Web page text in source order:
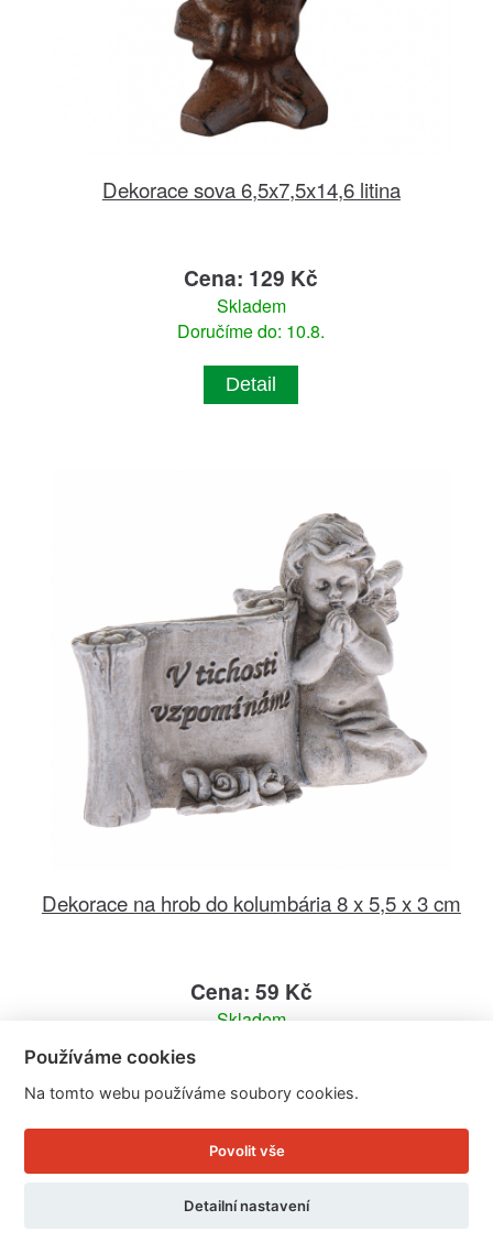
Dekorace sova 6,5x7,5x14,6 litina
Cena: 129 Kč
Skladem
Doručíme do: 10.8.
Detail
Dekorace na hrob do kolumbária 8 x 5,5 x 3 cm
Cena: 59 Kč
Skladem
Detail
Používáme cookies
Na tomto webu používáme soubory cookies.
Povolit vše
Detailní nastavení